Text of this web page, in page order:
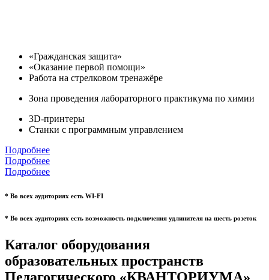
«Гражданская защита»
«Оказание первой помощи»
Работа на стрелковом тренажёре
Зона проведения лабораторного практикума по химии
3D-принтеры
Станки с программным управлением
Подробнее
Подробнее
Подробнее
* Во всех аудиториях есть WI-FI
* Во всех аудиториях есть возможность подключения удлинителя на шесть розеток
Каталог оборудования
образовательных пространств